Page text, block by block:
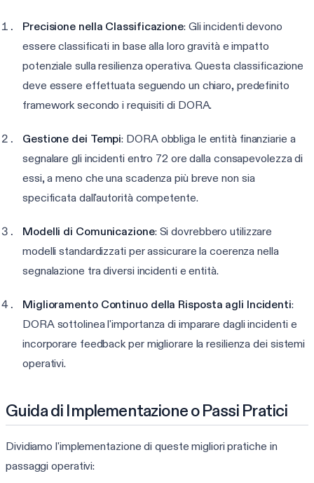
Precisione nella Classificazione: Gli incidenti devono
essere classificati in base alla loro gravità e impatto
potenziale sulla resilienza operativa. Questa classificazione
deve essere effettuata seguendo un chiaro, predefinito
framework secondo i requisiti di DORA.
Gestione dei Tempi: DORA obbliga le entità finanziarie a
segnalare gli incidenti entro 72 ore dalla consapevolezza di
essi, a meno che una scadenza più breve non sia
specificata dall'autorità competente.
Modelli di Comunicazione: Si dovrebbero utilizzare
modelli standardizzati per assicurare la coerenza nella
segnalazione tra diversi incidenti e entità.
Miglioramento Continuo della Risposta agli Incidenti:
DORA sottolinea l'importanza di imparare dagli incidenti e
incorporare feedback per migliorare la resilienza dei sistemi
operativi.
Guida di Implementazione o Passi Pratici
Dividiamo l'implementazione di queste migliori pratiche in
passaggi operativi: